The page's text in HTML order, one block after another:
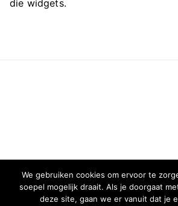
die widgets.
We gebruiken cookies om ervoor te
soepel mogelijk draait. Als je doorgaat
deze site, gaan we er vanuit dat je